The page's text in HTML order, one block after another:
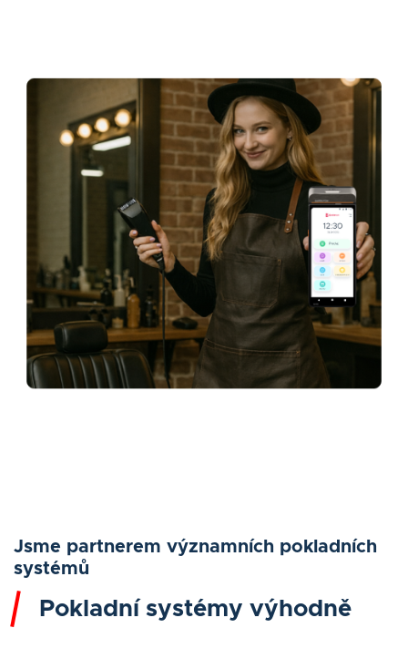
Jsme partnerem významních pokladních
systémů
Pokladní systémy výhodně